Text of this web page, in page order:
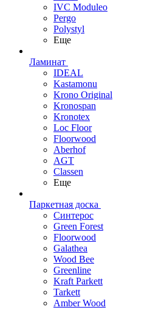
IVC Moduleo
Pergo
Polystyl
Еще
Ламинат
IDEAL
Kastamonu
Krono Original
Kronospan
Kronotex
Loc Floor
Floorwood
Aberhof
AGT
Classen
Еще
Паркетная доска
Синтерос
Green Forest
Floorwood
Galathea
Wood Bee
Greenline
Kraft Parkett
Tarkett
Amber Wood